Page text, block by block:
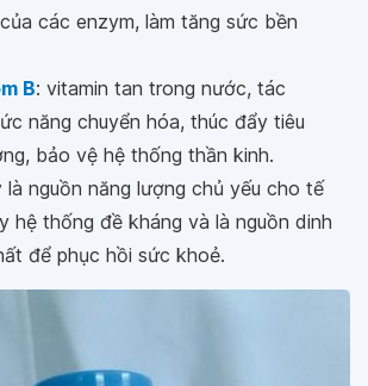
các enzym, làm tăng sức bền
B: vitamin tan trong nước, tác
năng chuyển hóa, thúc đẩy tiêu
bảo vệ hệ thống thần kinh.
là nguồn năng lượng chủ yếu cho tế
hệ thống đề kháng và là nguồn dinh
để phục hồi sức khoẻ.